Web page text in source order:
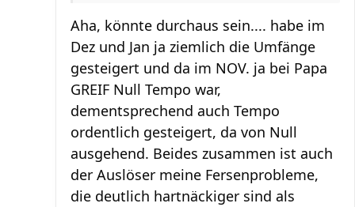
Aha, könnte durchaus sein.... habe im
Dez und Jan ja ziemlich die Umfänge
gesteigert und da im NOV. ja bei Papa
GREIF Null Tempo war,
dementsprechend auch Tempo
ordentlich gesteigert, da von Null
ausgehend. Beides zusammen ist auch
der Auslöser meine Fersenprobleme,
die deutlich hartnäckiger sind als